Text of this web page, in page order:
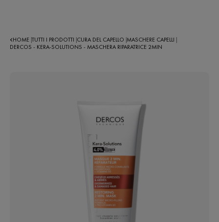
HOME TUTTI I PRODOTTI CURA DEL CAPELLO MASCHERE CAPELLI
DERCOS - KERA-SOLUTIONS - MASCHERA RIPARATRICE 2MIN